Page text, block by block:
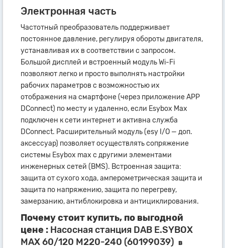
Электронная часть
Частотный преобразователь поддерживает
постоянное давление, регулируя обороты двигателя,
устанавливая их в соответствии с запросом.
Большой дисплей и встроенный модуль Wi-Fi
позволяют легко и просто выполнять настройки
рабочих параметров с возможностью их
отображения на смартфоне (через приложение APP
DConnect) по месту и удаленно, если Esybox Max
подключен к сети интернет и активна служба
DConnect. Расширительный модуль (esy I/O — доп.
аксессуар) позволяет осуществлять сопряжение
системы Esybox max с другими элементами
инженерных сетей (BMS). Встроенная защита:
защита от сухого хода, амперометрическая защита и
защита по напряжению, защита по перегреву,
замерзанию, антиблокировка и антициклирования.
Почему стоит купить, по выгодной
цене : Насосная станция DAB E.SYBOX
MAX 60/120 M220-240 (60199039) в